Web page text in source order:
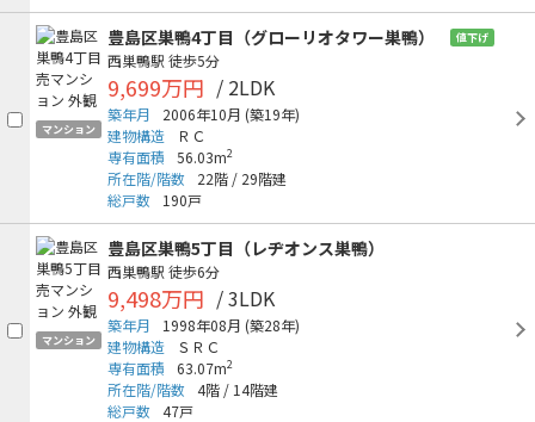
マンション
豊島区巣鴨4丁目（グローリオタワー巣鴨） 値下げ
西巣鴨駅 徒歩5分
9,699万円 / 2LDK
築年月 2006年10月 (築19年)
建物構造
ＲＣ
専有面積
56.03m2
所在階/階数 22階 / 29階建
総戸数
190戸
マンション
豊島区巣鴨5丁目（レヂオンス巣鴨）
西巣鴨駅 徒歩6分
9,498万円 / 3LDK
築年月 1998年08月 (築28年)
建物構造
ＳＲＣ
専有面積
63.07m2
所在階/階数 4階 / 14階建
総戸数 47戸